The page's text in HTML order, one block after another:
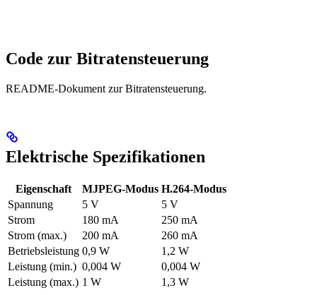
Code zur Bitratensteuerung
README-Dokument zur Bitratensteuerung.
Elektrische Spezifikationen
Eigenschaft MJPEG-Modus H.264-Modus
Spannung
5 V
5 V
Strom
180 mA
250 mA
Strom (max.)
200 mA
260 mA
Betriebsleistung 0,9 W
1,2 W
Leistung (min.) 0,004 W
0,004 W
Leistung (max.) 1 W 1,3 W